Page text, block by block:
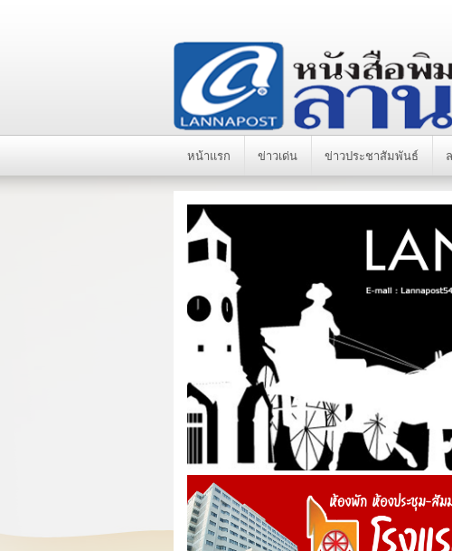
หน้าแรก ข่าวเด่น ข่าวประชาสัมพันธ์